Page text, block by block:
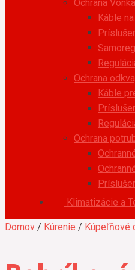
Ochrana
Káble
Ochrana
Káble
Ochrana
Klimatizácie a
Domov / Kúrenie / Kúpeľňové